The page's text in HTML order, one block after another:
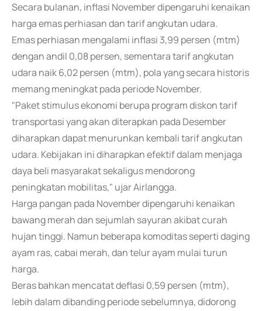
Secara bulanan, inflasi November dipengaruhi kenaikan
harga emas perhiasan dan tarif angkutan udara.
Emas perhiasan mengalami inflasi 3,99 persen (mtm)
dengan andil 0,08 persen, sementara tarif angkutan
udara naik 6,02 persen (mtm), pola yang secara historis
memang meningkat pada periode November.
"Paket stimulus ekonomi berupa program diskon tarif
transportasi yang akan diterapkan pada Desember
diharapkan dapat menurunkan kembali tarif angkutan
udara. Kebijakan ini diharapkan efektif dalam menjaga
daya beli masyarakat sekaligus mendorong
peningkatan mobilitas," ujar Airlangga.
Harga pangan pada November dipengaruhi kenaikan
bawang merah dan sejumlah sayuran akibat curah
hujan tinggi. Namun beberapa komoditas seperti daging
ayam ras, cabai merah, dan telur ayam mulai turun
harga.
Beras bahkan mencatat deflasi 0,59 persen (mtm),
lebih dalam dibanding periode sebelumnya, didorong